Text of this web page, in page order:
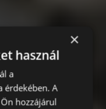
×
használ
a
érdekében. A
hozzájárul